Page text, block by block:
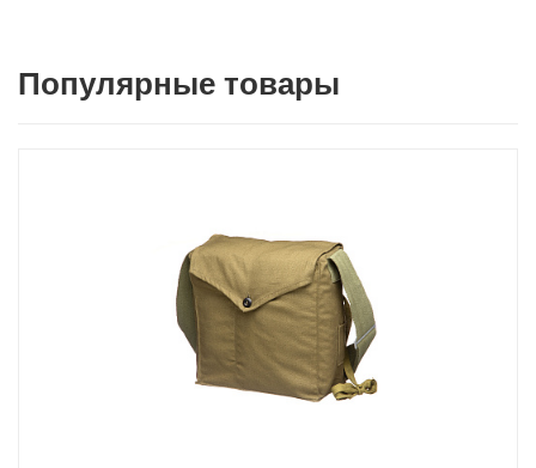
Популярные товары